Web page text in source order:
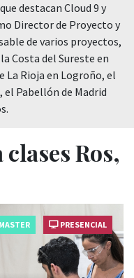
destacan Cloud 9 y
Director de Proyecto y
de varios proyectos,
Costa del Sureste en
La Rioja en Logroño, el
el Pabellón de Madrid
Ros,
MASTER PRESENCIAL